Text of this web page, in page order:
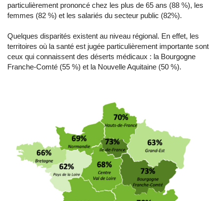
particulièrement prononcé chez les plus de 65 ans (88 %), les
femmes (82 %) et les salariés du secteur public (82%).
Quelques disparités existent au niveau régional. En effet, les
territoires où la santé est jugée particulièrement importante sont
ceux qui connaissent des déserts médicaux : la Bourgogne
Franche-Comté (55 %) et la Nouvelle Aquitaine (50 %).